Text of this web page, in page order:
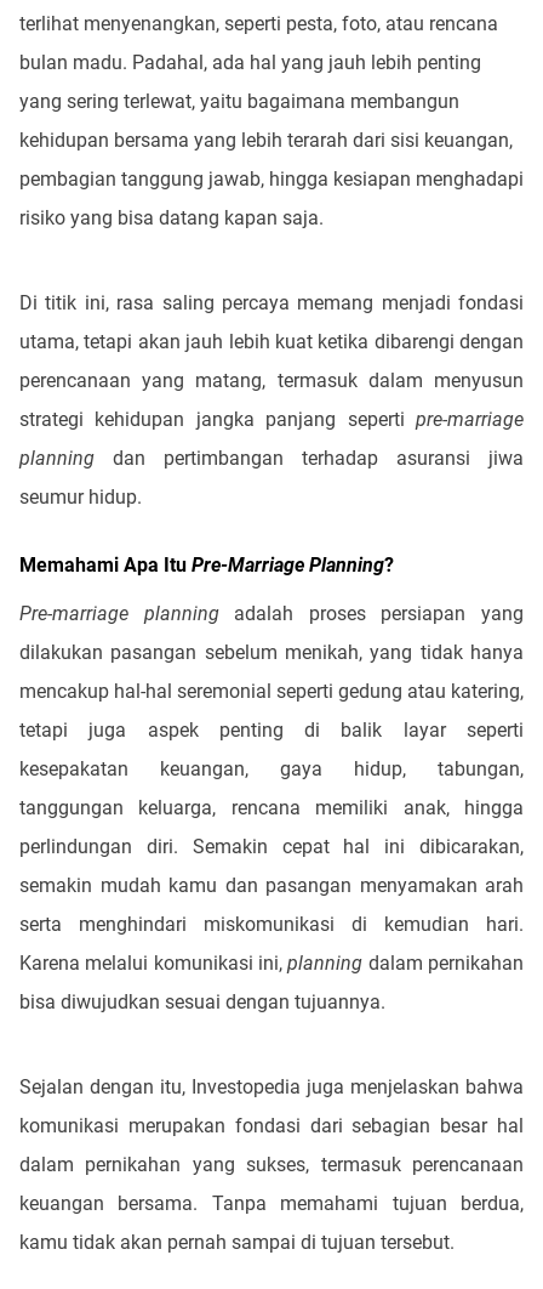
terlihat menyenangkan, seperti pesta, foto, atau rencana
bulan madu. Padahal, ada hal yang jauh lebih penting
yang sering terlewat, yaitu bagaimana membangun
kehidupan bersama yang lebih terarah dari sisi keuangan,
pembagian tanggung jawab, hingga kesiapan menghadapi
risiko yang bisa datang kapan saja.
Di titik ini, rasa saling percaya memang menjadi fondasi
utama, tetapi akan jauh lebih kuat ketika dibarengi dengan
perencanaan yang matang, termasuk dalam menyusun
strategi kehidupan jangka panjang seperti pre-marriage
planning dan pertimbangan terhadap asuransi jiwa
seumur hidup.
Memahami Apa Itu Pre-Marriage Planning?
Pre-marriage planning adalah proses persiapan yang
dilakukan pasangan sebelum menikah, yang tidak hanya
mencakup hal-hal seremonial seperti gedung atau katering,
tetapi juga aspek penting di balik layar seperti
kesepakatan keuangan, gaya hidup, tabungan,
tanggungan keluarga, rencana memiliki anak, hingga
perlindungan diri. Semakin cepat hal ini dibicarakan,
semakin mudah kamu dan pasangan menyamakan arah
serta menghindari miskomunikasi di kemudian hari.
Karena melalui komunikasi ini,planning dalam pernikahan
bisa diwujudkan sesuai dengan tujuannya.
Sejalan dengan itu, Investopedia juga menjelaskan bahwa
komunikasi merupakan fondasi dari sebagian besar hal
dalam pernikahan yang sukses, termasuk perencanaan
keuangan bersama. Tanpa memahami tujuan berdua,
kamu tidak akan pernah sampai di tujuan tersebut.